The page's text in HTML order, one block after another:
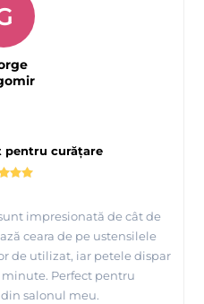
pentru curățare
impresionată de cât de
ceara de pe ustensilele
de utilizat, iar petele dispar
Perfect pentru
salonul meu.